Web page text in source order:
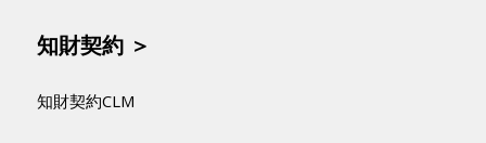
知財契約 ＞
知財契約CLM